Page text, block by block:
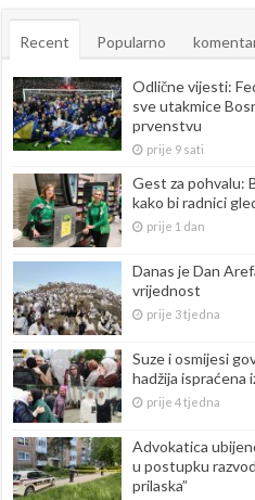
Recent Popularno
Odlične vijesti:
sve utakmice
prvenstvu
prije 9 sati
Gest za pohvalu:
kako bi radnici
prije 1 dan
Danas je Dan
vrijednost
prije 3 tjedna
Suze i osmijesi
hadžija ispraćena
prije 4 tjedna
Advokatica
u postupku
prilaska”